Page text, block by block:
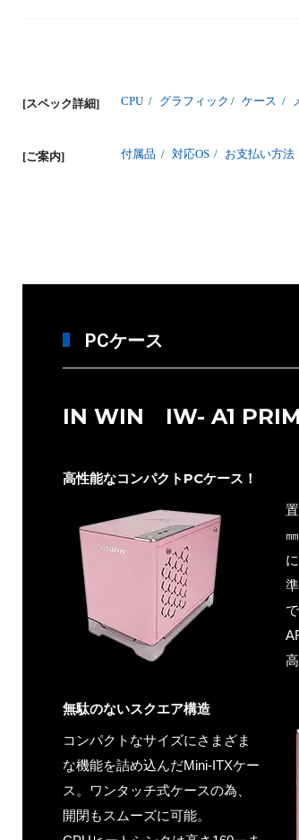
[スペック詳細] CPU / グラフィック / ケース /
[ご案内] 付属品 / 対応OS / お支払い方法
PCケース
IN WIN IW- A1
高性能なコンパクトPCケース！
無駄のないスクエア構造
コンパクトなサイズにさまざま
な機能を詰め込んだMini-ITXケー
ス。ワンタッチ式ケースの為、
開閉もスムーズに可能。